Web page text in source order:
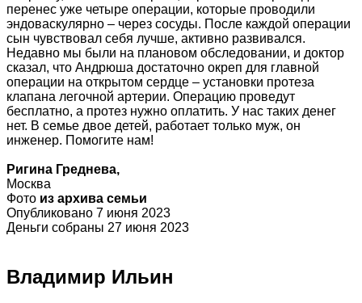
перенес уже четыре операции, которые проводили
эндоваскулярно – через сосуды. После каждой операции
сын чувствовал себя лучше, активно развивался.
Недавно мы были на плановом обследовании, и доктор
сказал, что Андрюша достаточно окреп для главной
операции на открытом сердце – установки протеза
клапана легочной артерии. Операцию проведут
бесплатно, а протез нужно оплатить. У нас таких денег
нет. В семье двое детей, работает только муж, он
инженер. Помогите нам!
Ригина Греднева,
Москва
Фото из архива семьи
Опубликовано 7 июня 2023
Деньги собраны 27 июня 2023
Владимир Ильин